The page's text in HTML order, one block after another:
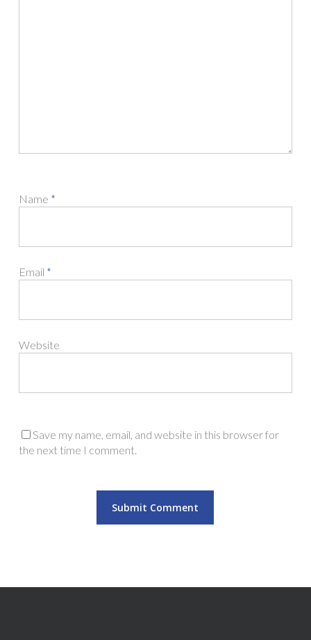
Name *
Email *
Website
Save my name, email, and website in this browser for
the next time I comment.